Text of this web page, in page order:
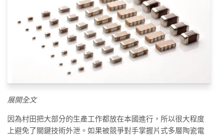
展開全文
因為村田把大部分的生產工作都放在本國進行，所以很大程度
上避免了關鍵技術外泄。如果被競爭對手掌握片式多層陶瓷電